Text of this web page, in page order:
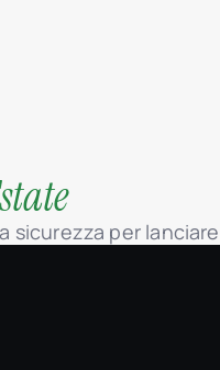
sicurezza per